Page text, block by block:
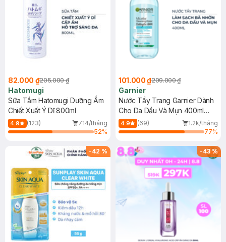
82.000 ₫205.000 ₫
Hatomugi
Sữa Tắm Hatomugi Dưỡng Ẩm
Chiết Xuất Ý Dĩ 800ml
4.9 (123)
714/tháng
52%
101.000 ₫209.000 ₫
Garnier
Nước Tẩy Trang Garnier Dành
Cho Da Dầu Và Mụn 400ml
(Mới)
4.9 (69)
1.2k/tháng
77%
-42 % -43%